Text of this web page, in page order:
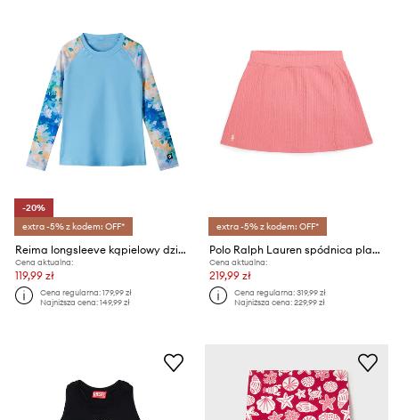
-20%
extra -5% z kodem: OFF*
Reima longsleeve kąpielowy dziecięcy Sukeltaja UV 50+
Cena aktualna:
119,99 zł
Cena regularna:179,99 zł
Najniższa cena:149,99 zł
extra -5% z kodem: OFF*
Polo Ralph Lauren spódnica plażowa dziecięca
Cena aktualna:
219,99 zł
Cena regularna:319,99 zł
Najniższa cena:229,99 zł